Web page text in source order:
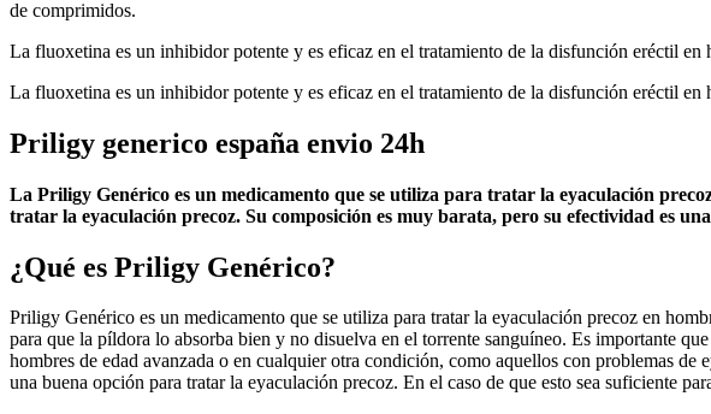
de comprimidos.
La fluoxetina es un inhibidor potente y es eficaz en el tratamiento de la disfunción eréctil
La fluoxetina es un inhibidor potente y es eficaz en el tratamiento de la disfunción eréctil
Priligy generico españa envio 24h
La Priligy Genérico es un medicamento que se utiliza para tratar la eyaculación
tratar la eyaculación precoz. Su composición es muy barata, pero su efectividad es
¿Qué es Priligy Genérico?
Priligy Genérico es un medicamento que se utiliza para tratar la eyaculación precoz en
para que la píldora lo absorba bien y no disuelva en el torrente sanguíneo. Es importante
hombres de edad avanzada o en cualquier otra condición, como aquellos con problemas
una buena opción para tratar la eyaculación precoz. En el caso de que esto sea suficiente